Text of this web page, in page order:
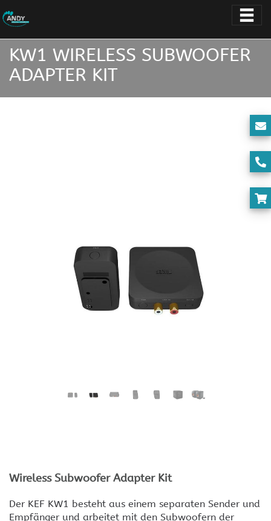
KW1 WIRELESS SUBWOOFER
ADAPTER KIT
Wireless Subwoofer Adapter Kit
Der KEF KW1 besteht aus einem separaten Sender und
Empfänger und arbeitet mit den Subwoofern der